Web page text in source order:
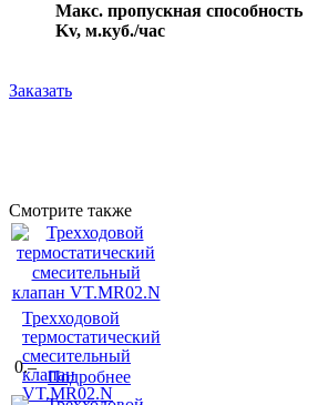
Макс. пропускная способность
Kv, м.куб./час
Заказать
Смотрите также
Трехходовой
термостатический
смесительный
клапан
VT.MR02.N
0.–
Подробнее